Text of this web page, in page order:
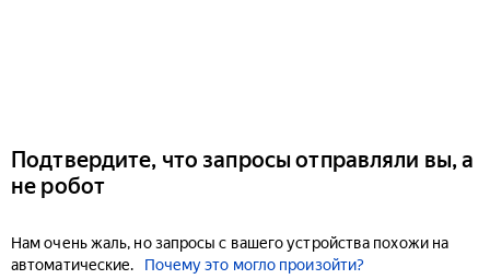
Подтвердите, что запросы отправляли вы, а
не робот
Нам очень жаль, но запросы с вашего устройства похожи на
автоматические.
Почему это могло произойти?